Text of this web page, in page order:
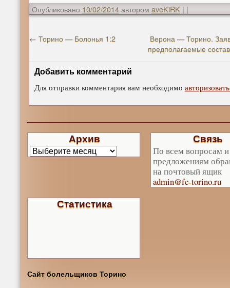
Опубликовано 10/02/2014 автором aveKiRK | |
← Торино — Болонья 1:2
Верона — Торино.
предполагаемые
Добавить комментарий
Для отправки комментария вам необходимо
Архив Связь
По всем вопросам и
предложениям
на почтовый ящик
admin@fc-torino.ru
Статистика
Сайт болельщиков Торино